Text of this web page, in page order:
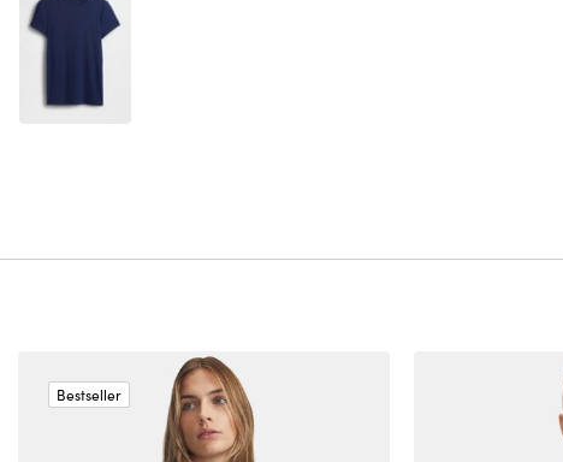
Bestseller